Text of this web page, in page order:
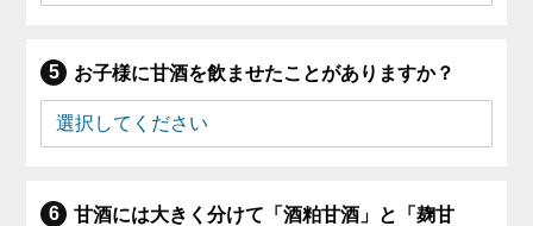
お子様に甘酒を飲ませたことがありますか？
甘酒には大きく分けて「酒粕甘酒」と「麹甘